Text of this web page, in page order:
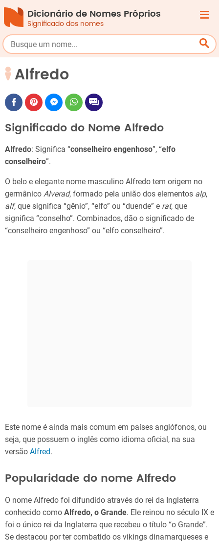
Dicionário de Nomes Próprios
Significado dos nomes
Alfredo
Significado do Nome Alfredo
Alfredo: Significa “conselheiro engenhoso”, “elfo
conselheiro”.
O belo e elegante nome masculino Alfredo tem origem no
germânico Alverad, formado pela união dos elementos alp,
alf, que significa “gênio”, “elfo” ou “duende” e rat, que
significa “conselho”. Combinados, dão o significado de
“conselheiro engenhoso” ou “elfo conselheiro”.
Este nome é ainda mais comum em países anglófonos, ou
seja, que possuem o inglês como idioma oficial, na sua
versão Alfred.
Popularidade do nome Alfredo
O nome Alfredo foi difundido através do rei da Inglaterra
conhecido como Alfredo, o Grande. Ele reinou no século IX e
foi o único rei da Inglaterra que recebeu o título “o Grande”.
Se destacou por ter combatido os vikings dinamarqueses e